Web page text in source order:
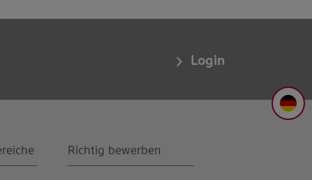
DE
Login
Richtig bewerben